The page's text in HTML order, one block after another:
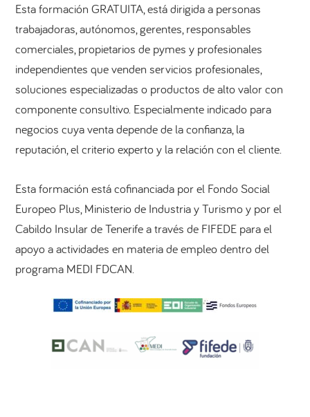
Esta formación GRATUITA, está dirigida a personas
trabajadoras, autónomos, gerentes, responsables
comerciales, propietarios de pymes y profesionales
independientes que venden servicios profesionales,
soluciones especializadas o productos de alto valor con
componente consultivo. Especialmente indicado para
negocios cuya venta depende de la confianza, la
reputación, el criterio experto y la relación con el cliente.
Esta formación está cofinanciada por el Fondo Social
Europeo Plus, Ministerio de Industria y Turismo y por el
Cabildo Insular de Tenerife a través de FIFEDE para el
apoyo a actividades en materia de empleo dentro del
programa MEDI FDCAN.